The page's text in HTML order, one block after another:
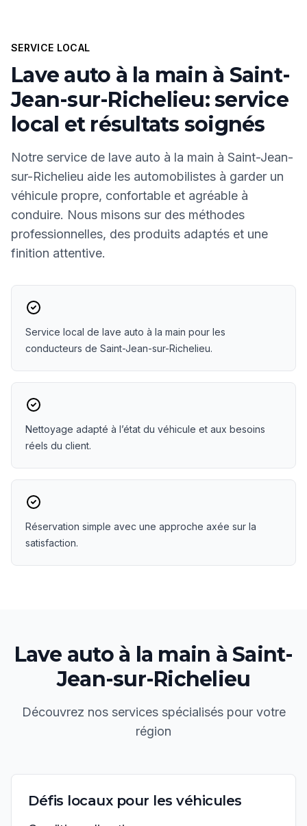
SERVICE LOCAL
Lave auto à la main à Saint-
Jean-sur-Richelieu: service
local et résultats soignés
Notre service de lave auto à la main à Saint-Jean-
sur-Richelieu aide les automobilistes à garder un
véhicule propre, confortable et agréable à
conduire. Nous misons sur des méthodes
professionnelles, des produits adaptés et une
finition attentive.
Service local de lave auto à la main pour les
conducteurs de Saint-Jean-sur-Richelieu.
Nettoyage adapté à l’état du véhicule et aux besoins
réels du client.
Réservation simple avec une approche axée sur la
satisfaction.
Lave auto à la main à Saint-
Jean-sur-Richelieu
Découvrez nos services spécialisés pour votre
région
Défis locaux pour les véhicules